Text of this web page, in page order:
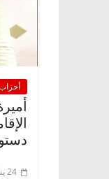
24 يناير، 2026